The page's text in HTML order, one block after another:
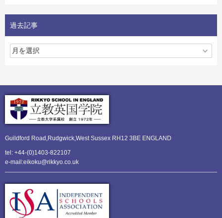
過去記事
Guildford Road,Rudgwick,West Sussex RH12 3BE ENGLAND
tel: +44-(0)1403-822107
e-mail:eikoku@rikkyo.co.uk